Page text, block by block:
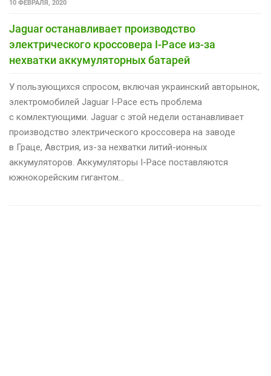
10 ФЕВРАЛЯ, 2020
Jaguar останавливает производство
электрического кроссовера I-Pace из-за
нехватки аккумуляторных батарей
У пользующихся спросом, включая украинский авторынок,
электромобилей Jaguar I-Pace есть проблема
с комлектующими. Jaguar с этой недели останавливает
производство электрического кроссовера на заводе
в Граце, Австрия, из-за нехватки литий-ионных
аккумуляторов. Аккумуляторы I-Pace поставляются
южнокорейским гигантом…